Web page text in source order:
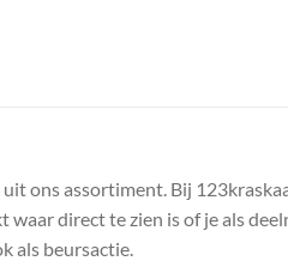
ons assortiment. Bij
direct te zien is of je als
als beursactie.